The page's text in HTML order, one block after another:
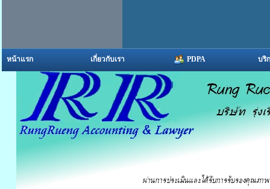
หน้าแรก เกี่ยวกับเรา PDPA บริ